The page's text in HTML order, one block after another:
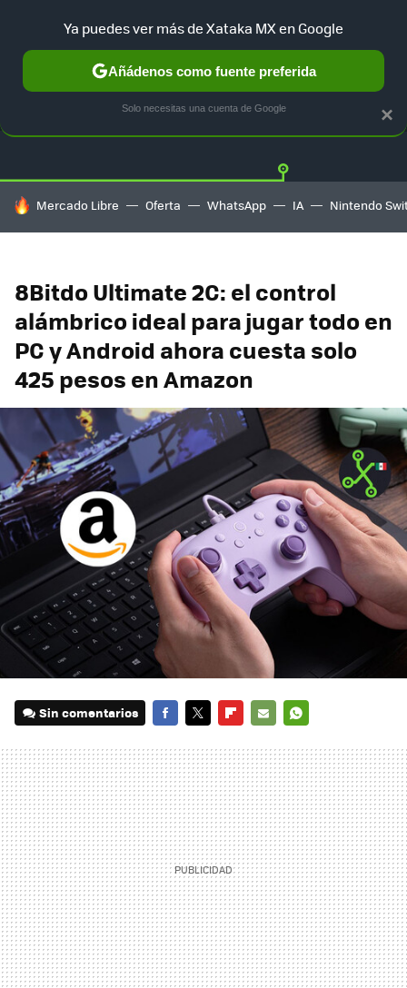
GUÍA DE COMPRAS MERCADO LIBRE
HOY SE HABLA DE
Mercado Libre Oferta WhatsApp IA Nintendo
8Bitdo Ultimate 2C: el control
alámbrico ideal para jugar todo en
PC y Android ahora cuesta solo
425 pesos en Amazon
Sin comentarios
MAIL
×
Ya puedes ver más de Xataka MX en Google
Añádenos como fuente preferida
Solo necesitas una cuenta de Google